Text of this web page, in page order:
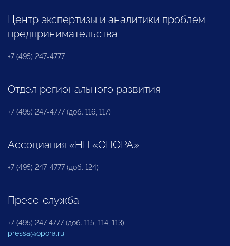
Центр экспертизы и аналитики проблем
предпринимательства
+7 (495) 247-4777
Отдел регионального развития
+7 (495) 247-4777 (доб. 116, 117)
Ассоциация «НП «ОПОРА»
+7 (495) 247-4777 (доб. 124)
Пресс-служба
+7 (495) 247 4777 (доб. 115, 114, 113)
pressa@opora.ru